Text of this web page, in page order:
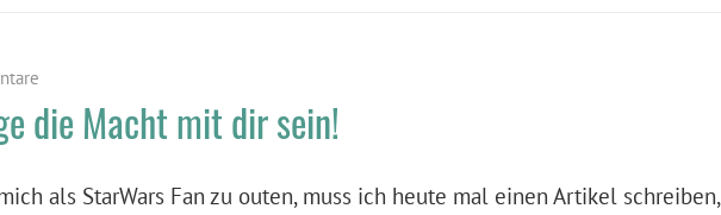
die Macht mit dir sein!
als StarWars Fan zu outen, muss ich heute mal einen Artikel schreiben,